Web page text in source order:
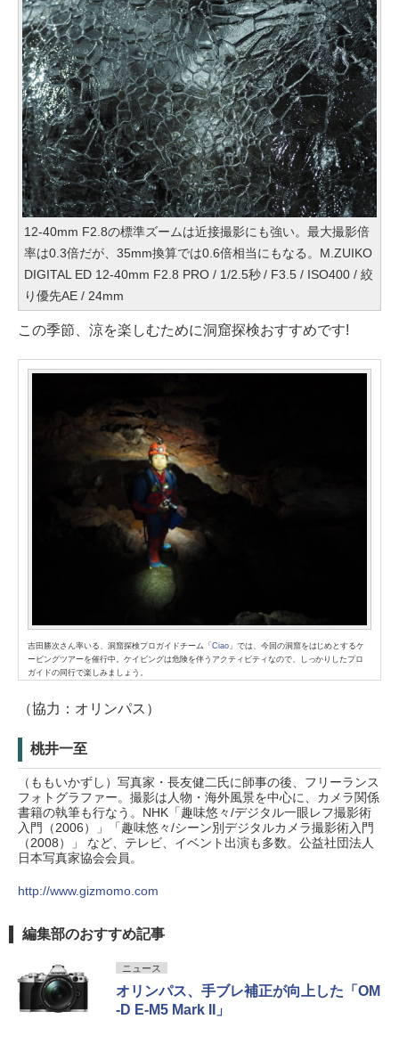
12-40mm F2.8の標準ズームは近接撮影にも強い。最大撮影倍
率は0.3倍だが、35mm換算では0.6倍相当にもなる。M.ZUIKO
DIGITAL ED 12-40mm F2.8 PRO / 1/2.5秒 / F3.5 / ISO400 / 絞
り優先AE / 24mm
この季節、涼を楽しむために洞窟探検おすすめです!
吉田勝次さん率いる、洞窟探検プロガイドチーム「 Ciao」では、今回の洞窟をはじめとするケ
ービングツアーを催行中。ケイビングは危険を伴うアクティビティなので、しっかりしたプロ
ガイドの同行で楽しみましょう。
（協力：オリンパス）
桃井一至
（ももいかずし）写真家・長友健二氏に師事の後、フリーランス
フォトグラファー。撮影は人物・海外風景を中心に、カメラ関係
書籍の執筆も行なう。NHK「趣味悠々/デジタル一眼レフ撮影術
入門（2006）」「趣味悠々/シーン別デジタルカメラ撮影術入門
（2008）」 など、テレビ、イベント出演も多数。公益社団法人
日本写真家協会会員。
http://www.gizmomo.com
編集部のおすすめ記事
ニュース
オリンパス、手ブレ補正が向上した「OM
-D E-M5 Mark II」